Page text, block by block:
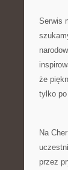
Serwis
że
tylko
Na
przez